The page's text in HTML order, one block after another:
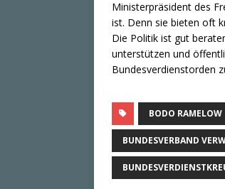
Ministerpräsident des
ist. Denn sie bieten oft
Die Politik ist gut
unterstützen und
Bundesverdienstorden
BODO RAMELOW
BUNDESVERBAND